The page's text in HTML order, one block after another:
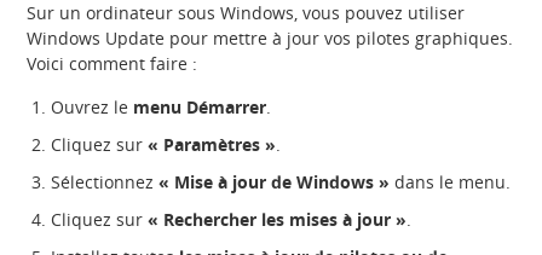
Sur un ordinateur sous Windows, vous pouvez utiliser
Windows Update pour mettre à jour vos pilotes graphiques.
Voici comment faire :
Ouvrez le menu Démarrer.
Cliquez sur« Paramètres ».
Sélectionnez« Mise à jour de Windows » dans le menu.
Cliquez sur« Rechercher les mises à jour ».